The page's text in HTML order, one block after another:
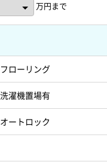
万円まで
フローリング
洗濯機置場有
オートロック